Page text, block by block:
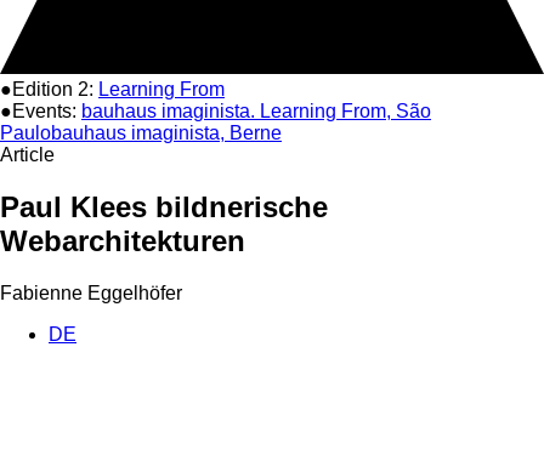
●Edition 2: Learning From
●Events: bauhaus imaginista. Learning From, São
Paulobauhaus imaginista, Berne
Article
Paul Klees bildnerische
Webarchitekturen
Fabienne Eggelhöfer
DE